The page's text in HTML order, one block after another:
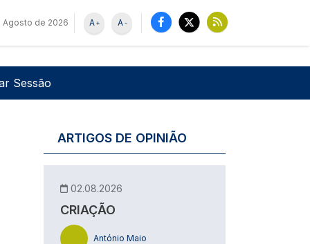
Agosto de 2026 -
A
+
A
de utilizador
Sessão
ARTIGOS DE OPINIÃO
02.08.2026
CRIAÇÃO
António Maio